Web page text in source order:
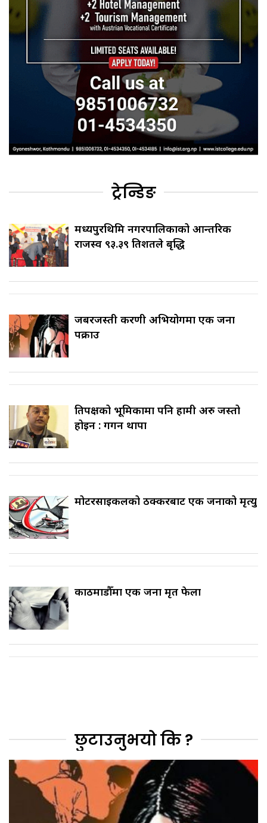
ट्रेन्डिङ
मध्यपुरथिमि नगरपालिकाको आन्तरिक
राजस्व ९३.३९ प्रतिशतले बृद्धि
जबरजस्ती करणी अभियोगमा एक जना
पक्राउ
प्रतिपक्षको भूमिकामा पनि हामी अरु जस्तो
होइन : गगन थापा
मोटरसाइकलको ठक्करबाट एक जनाको मृत्यु
काठमाडौँमा एक जना मृत फेला
छुटाउनुभयो कि ?